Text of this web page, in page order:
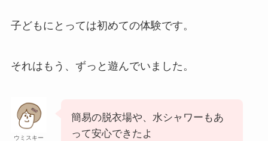
子どもにとっては初めての体験です。
それはもう、ずっと遊んでいました。
ウミスキー
簡易の脱衣場や、水シャワーもあ
って安心できたよ